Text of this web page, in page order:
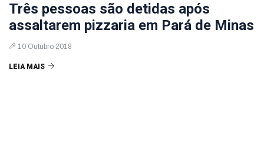
Três pessoas são detidas após
assaltarem pizzaria em Pará de Minas
10 Outubro 2018
LEIA MAIS